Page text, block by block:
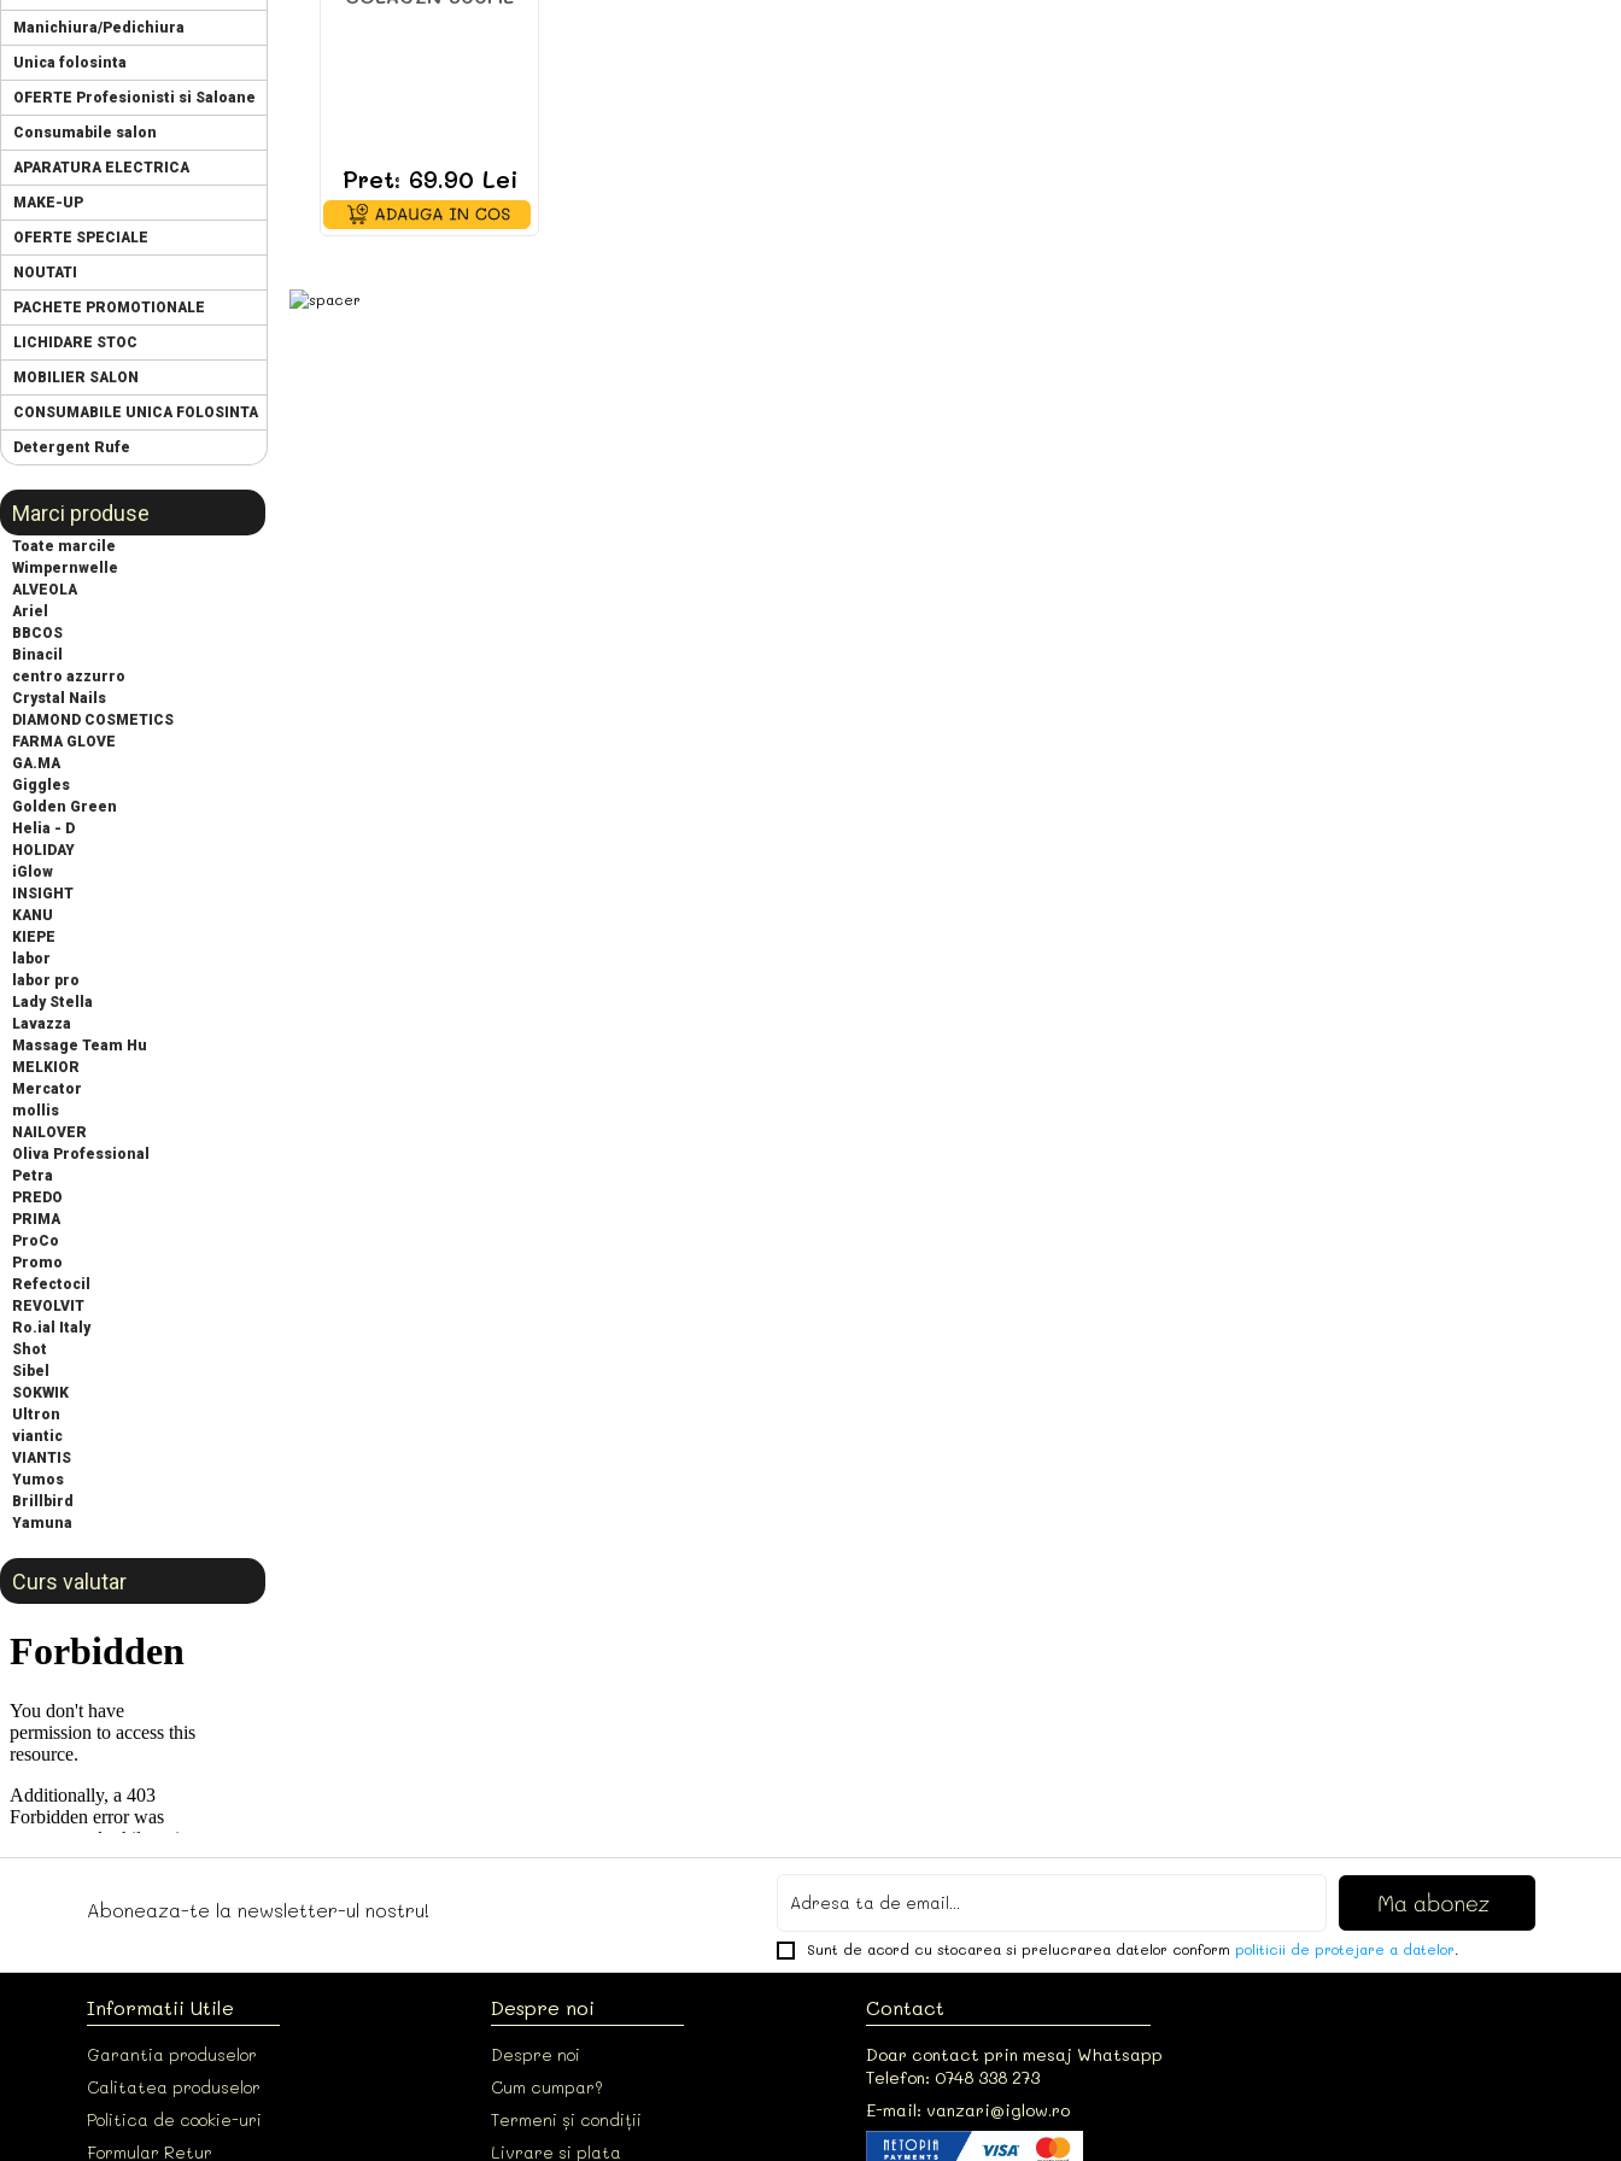
Manichiura/Pedichiura
Unica folosinta
OFERTE Profesionisti si Saloane
Consumabile salon
APARATURA ELECTRICA
MAKE-UP
OFERTE SPECIALE
NOUTATI
PACHETE PROMOTIONALE
LICHIDARE STOC
MOBILIER SALON
CONSUMABILE UNICA FOLOSINTA
Detergent Rufe
Marci produse
Toate marcile
Wimpernwelle
ALVEOLA
Ariel
BBCOS
Binacil
centro azzurro
Crystal Nails
DIAMOND COSMETICS
FARMA GLOVE
GA.MA
Giggles
Golden Green
Helia - D
HOLIDAY
iGlow
INSIGHT
KANU
KIEPE
labor
labor pro
Lady Stella
Lavazza
Massage Team Hu
MELKIOR
Mercator
mollis
NAILOVER
Oliva Professional
Petra
PREDO
PRIMA
ProCo
Promo
Refectocil
REVOLVIT
Ro.ial Italy
Shot
Sibel
SOKWIK
Ultron
viantic
VIANTIS
Yumos
Brillbird
Yamuna
Curs valutar
Pret: 69.90 Lei
Aboneaza-te la newsletter-ul nostru!
Sunt de acord cu stocarea si prelucrarea datelor conform politicii de protejare a datelor
Informatii Utile
Garantia produselor
Calitatea produselor
Politica de cookie-uri
Formular Retur
Despre noi
Despre noi
Cum cumpar?
Termeni și condiții
Livrare si plata
Contact
Doar contact prin mesaj Whatsapp
Telefon: 0748 338 273
E-mail: vanzari@iglow.ro